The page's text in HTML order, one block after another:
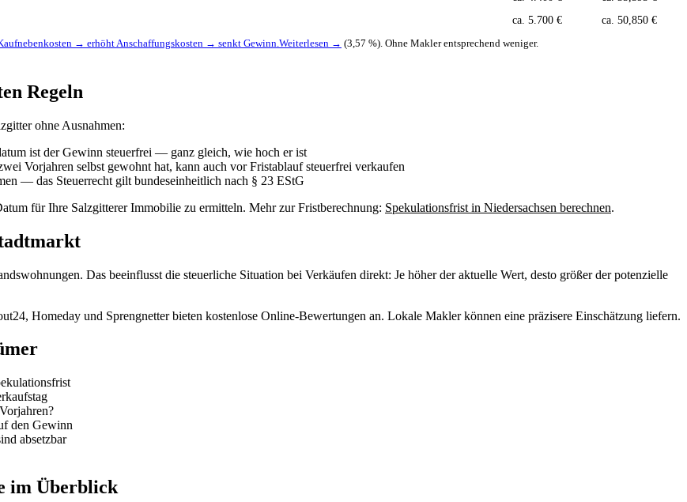
ca. 5.700 € ca. 50,850 €
→ erhöht Anschaffungskosten → senkt Gewinn.Weiterlesen → (3,57 %). Ohne Makler entsprechend weniger.
Regeln
ohne Ausnahmen:
ist der Gewinn steuerfrei — ganz gleich, wie hoch er ist
Vorjahren selbst gewohnt hat, kann auch vor Fristablauf steuerfrei verkaufen
— das Steuerrecht gilt bundeseinheitlich nach § 23 EStG
für Ihre Salzgitterer Immobilie zu ermitteln. Mehr zur Fristberechnung: Spekulationsfrist in Niedersachsen berechnen.
Das beeinflusst die steuerliche Situation bei Verkäufen direkt: Je höher der aktuelle Wert, desto größer der potenzielle
Homeday und Sprengnetter bieten kostenlose Online-Bewertungen an. Lokale Makler können eine präzisere Einschätzung liefern.
den Gewinn
absetzbar
im Überblick